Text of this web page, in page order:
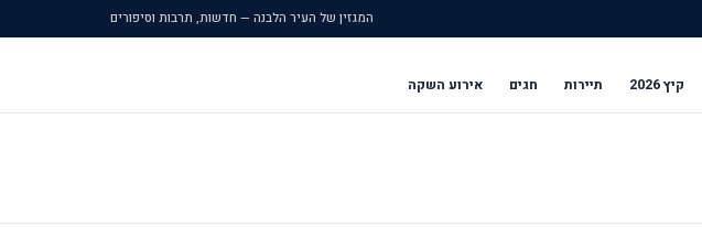
המגזין של העיר הלבנה — חדשות, תרבות וסיפורים
קיץ 2026 תיירות חגים אירוע השקה